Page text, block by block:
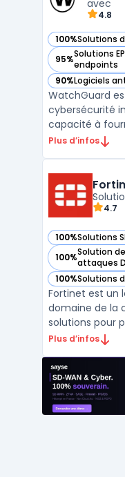
avec
4.8
100%Solutions
— voir
95%Solutions
endpoints
— voir
90%Logiciels
— voir
WatchGuard
cybersécurité
capacité à
et simplifiée
WatchGuard
sécurité grâce
Plus d’infos
4.7
100%Solutions
— voir Fortinet
100%Solution
attaques
— voir Fortinet
100%Solutions
— voir Fortinet
Fortinet est un
domaine de la
solutions pour
numériques
répond aux
cloud, et des
conformité et la
Plus d’infos